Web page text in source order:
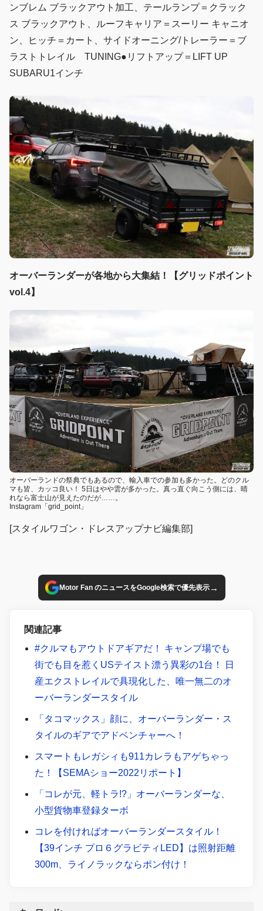
ンブレム ブラックアウト加工、テールランプ＝クラック
ス ブラックアウト、ルーフキャリア＝スーリー キャニオ
ン、ヒッチ＝カート、サイドオーニング/トレーラー＝ブ
ラストトレイル TUNING●リフトアップ＝LIFT UP
SUBARU1インチ
オーバーランダーが各地から大集結！【グリッドポイント
vol.4】
オーバーランドの祭典でもあるので、輸入車での参加も多かった。どのクル
マも皆、カッコ良い！ 5日はやや雲が多かった。真っ直ぐ向こう側には、晴
れなら富士山が見えたのだが……。
Instagram「grid_point」
[スタイルワゴン・ドレスアップナビ編集部]
Motor Fan のニュースをGoogle検索で優先表示→
関連記事
#クルマもアウトドアギアだ！ キャンプ場でも
街でも目を惹くUSテイスト漂う異彩の1台！ 日
産エクストレイルで具現化した、唯一無二のオ
ーバーランダースタイル
「タコマックス」顔に、オーバーランダー・ス
タイルのギアでアドベンチャーへ！
スマートもレガシィも911カレラもアゲちゃっ
た！【SEMAショー2022リポート】
「コレが元、軽トラ!?」オーバーランダーな、
小型貨物車登録ターボ
コレを付ければオーバーランダースタイル！
【39インチ プロ６グラビティLED】は照射距離
300m、ライノラックならポン付け！